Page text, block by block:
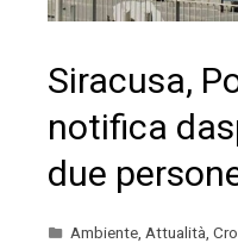
Siracusa,
notifica
due
Ambiente Attualità